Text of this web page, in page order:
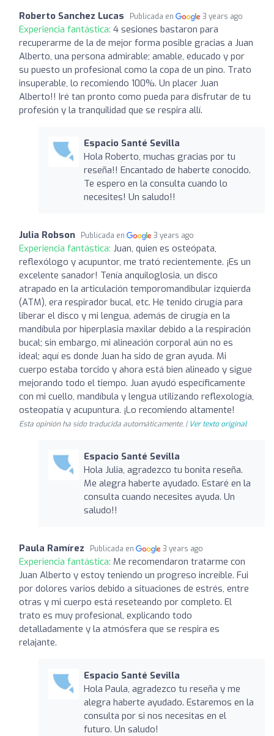
Roberto Sanchez Lucas Publicada en 3 years ago
Experiencia fantástica: 4 sesiones bastaron para
recuperarme de la de mejor forma posible gracias a Juan
Alberto, una persona admirable; amable, educado y por
su puesto un profesional como la copa de un pino. Trato
insuperable, lo recomiendo 100%. Un placer Juan
Alberto!! Iré tan pronto como pueda para disfrutar de tu
profesión y la tranquilidad que se respira allí.
Espacio Santé Sevilla
Hola Roberto, muchas gracias por tu
reseña!! Encantado de haberte conocido.
Te espero en la consulta cuando lo
necesites! Un saludo!!
Julia Robson Publicada en 3 years ago
Experiencia fantástica: Juan, quien es osteópata,
reflexólogo y acupuntor, me trató recientemente. ¡Es un
excelente sanador! Tenía anquiloglosia, un disco
atrapado en la articulación temporomandibular izquierda
(ATM), era respirador bucal, etc. He tenido cirugía para
liberar el disco y mi lengua, además de cirugía en la
mandíbula por hiperplasia maxilar debido a la respiración
bucal; sin embargo, mi alineación corporal aún no es
ideal; aquí es donde Juan ha sido de gran ayuda. Mi
cuerpo estaba torcido y ahora está bien alineado y sigue
mejorando todo el tiempo. Juan ayudó específicamente
con mi cuello, mandíbula y lengua utilizando reflexología,
osteopatía y acupuntura. ¡Lo recomiendo altamente!
Esta opinión ha sido traducida automáticamente. | Ver texto original
Espacio Santé Sevilla
Hola Julia, agradezco tu bonita reseña.
Me alegra haberte ayudado. Estaré en la
consulta cuando necesites ayuda. Un
saludo!!
Paula Ramírez Publicada en 3 years ago
Experiencia fantástica: Me recomendaron tratarme con
Juan Alberto y estoy teniendo un progreso increíble. Fui
por dolores varios debido a situaciones de estrés, entre
otras y mi cuerpo está reseteando por completo. El
trato es muy profesional, explicando todo
detalladamente y la atmósfera que se respira es
relajante.
Espacio Santé Sevilla
Hola Paula, agradezco tu reseña y me
alegra haberte ayudado. Estaremos en la
consulta por si nos necesitas en el
futuro. Un saludo!